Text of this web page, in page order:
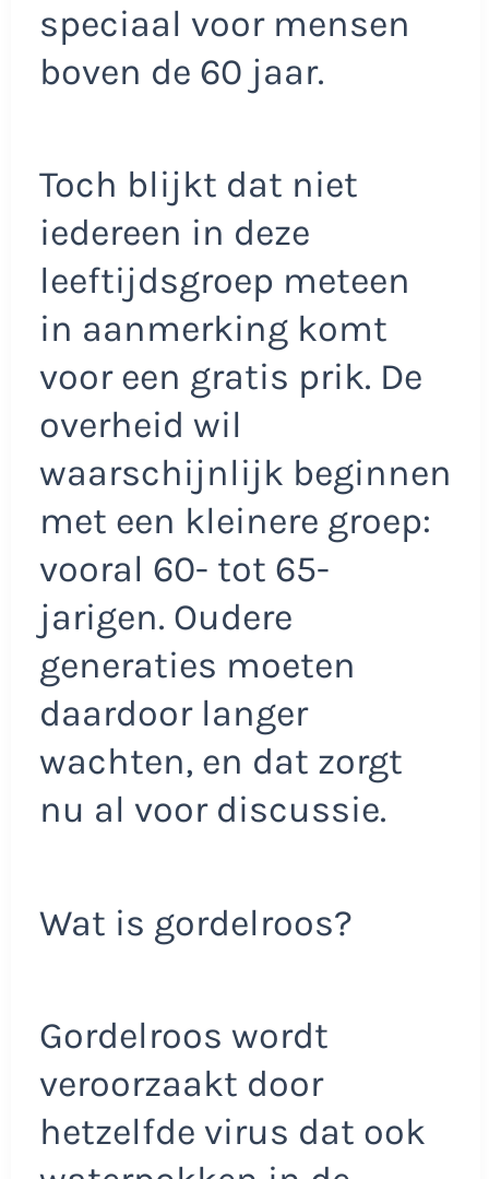
speciaal voor mensen
boven de 60 jaar.
Toch blijkt dat niet
iedereen in deze
leeftijdsgroep meteen
in aanmerking komt
voor een gratis prik. De
overheid wil
waarschijnlijk beginnen
met een kleinere groep:
vooral 60- tot 65-
jarigen. Oudere
generaties moeten
daardoor langer
wachten, en dat zorgt
nu al voor discussie.
Wat is gordelroos?
Gordelroos wordt
veroorzaakt door
hetzelfde virus dat ook